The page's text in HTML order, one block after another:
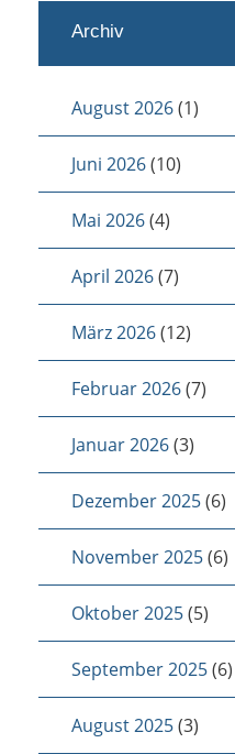
Archiv
August 2026(1)
Juni 2026(10)
Mai 2026(4)
April 2026(7)
März 2026(12)
Februar 2026(7)
Januar 2026(3)
Dezember 2025(6)
November 2025(6)
Oktober 2025(5)
September 2025(6)
August 2025(3)